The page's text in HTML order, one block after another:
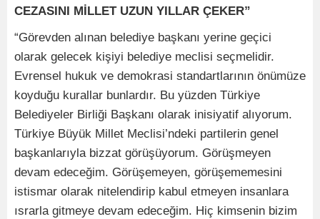
CEZASINI MİLLET UZUN YILLAR ÇEKER”
“Görevden alınan belediye başkanı yerine geçici
olarak gelecek kişiyi belediye meclisi seçmelidir.
Evrensel hukuk ve demokrasi standartlarının önümüze
koyduğu kurallar bunlardır. Bu yüzden Türkiye
Belediyeler Birliği Başkanı olarak inisiyatif alıyorum.
Türkiye Büyük Millet Meclisi’ndeki partilerin genel
başkanlarıyla bizzat görüşüyorum. Görüşmeyen
devam edeceğim. Görüşemeyen, görüşememesini
istismar olarak nitelendirip kabul etmeyen insanlara
ısrarla gitmeye devam edeceğim. Hiç kimsenin bizim